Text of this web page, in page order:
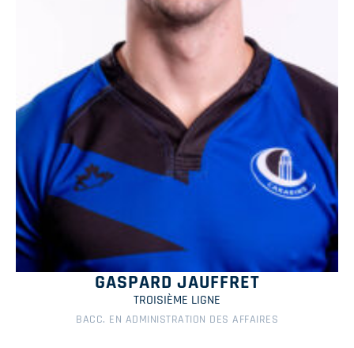
GASPARD JAUFFRET
TROISIÈME LIGNE
BACC. EN ADMINISTRATION DES AFFAIRES